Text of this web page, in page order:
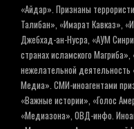
«Айдар». Признаны
Талибан», «Имарат Кавказ»,
Джебхад-ан-Нусра, «АУМ
странах исламского
нежелательной
Медиа». СМИ-иноагентами
«Важные истории», «Голос
«Медиазона», ОВД-инфо.